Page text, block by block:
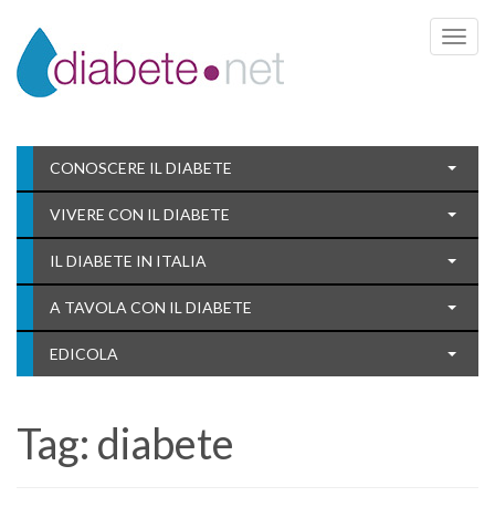
Toggle
CONOSCERE IL DIABETE
VIVERE CON IL DIABETE
IL DIABETE IN ITALIA
A TAVOLA CON IL DIABETE
EDICOLA
Tag: diabete